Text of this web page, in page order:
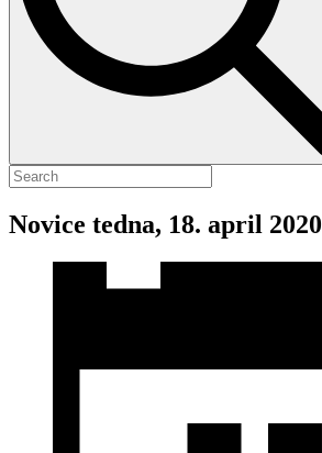
Novice tedna, 18. april 2020